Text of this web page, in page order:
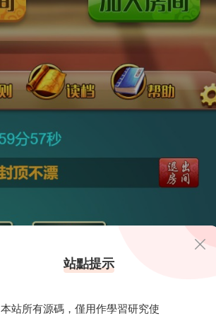
站點提示
本站所有源碼，僅用作學習研究使